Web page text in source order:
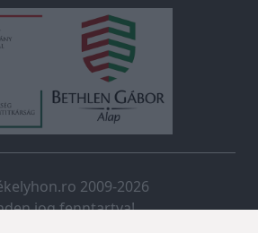
2009-2026
jog fenntartva!